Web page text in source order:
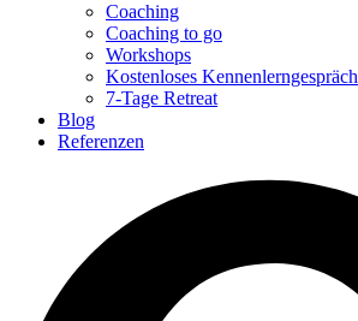
Coaching
Coaching to go
Workshops
Kostenloses Kennenlerngespräch
7-Tage Retreat
Blog
Referenzen